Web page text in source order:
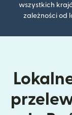
wszystkich
zależności od